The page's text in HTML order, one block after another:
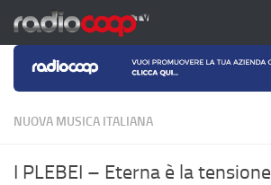
Salta al contenuto
NUOVA MUSICA ITALIANA
I PLEBEI – Eterna è la tensione